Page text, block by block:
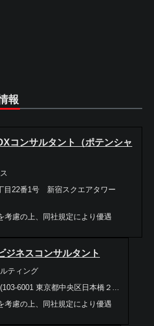
報
コンサルタント（ポテンシャ
目22番1号 新宿スクエアタワー
考慮の上、同社規定により優遇
ジネスコンサルタント
ティング
6001 東京都中央区日本橋２...
考慮の上、同社規定により優遇